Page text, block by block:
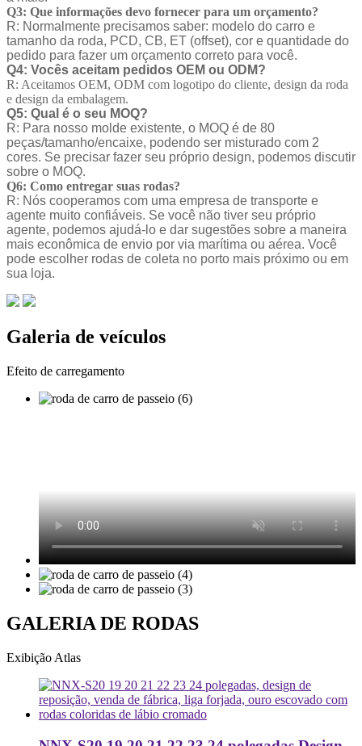
Q3: Que informações devo fornecer para um orçamento?
R: Normalmente precisamos saber: modelo do carro e
tamanho da roda, PCD, CB, ET (offset), cor e quantidade do
pedido para fazer um orçamento correto para você.
Q4: Vocês aceitam pedidos OEM ou ODM?
R: Aceitamos OEM, ODM com logotipo do cliente, design da roda
e design da embalagem.
Q5: Qual é o seu MOQ?
R: Para nosso molde existente, o MOQ é de 80
peças/tamanho/encaixe, podendo ser misturado com 2
cores. Se precisar fazer seu próprio design, podemos discutir
sobre o MOQ.
Q6: Como entregar suas rodas?
R: Nós cooperamos com uma empresa de transporte e
agente muito confiáveis. Se você não tiver seu próprio
agente, podemos ajudá-lo e dar sugestões sobre a maneira
mais econômica de envio por via marítima ou aérea. Você
pode escolher rodas de coleta no porto mais próximo ou em
sua loja.
Galeria de veículos
Efeito de carregamento
GALERIA DE RODAS
Exibição Atlas